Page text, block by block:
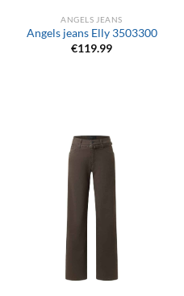
ANGELS JEANS
Angels jeans Elly 3503300
€119.99